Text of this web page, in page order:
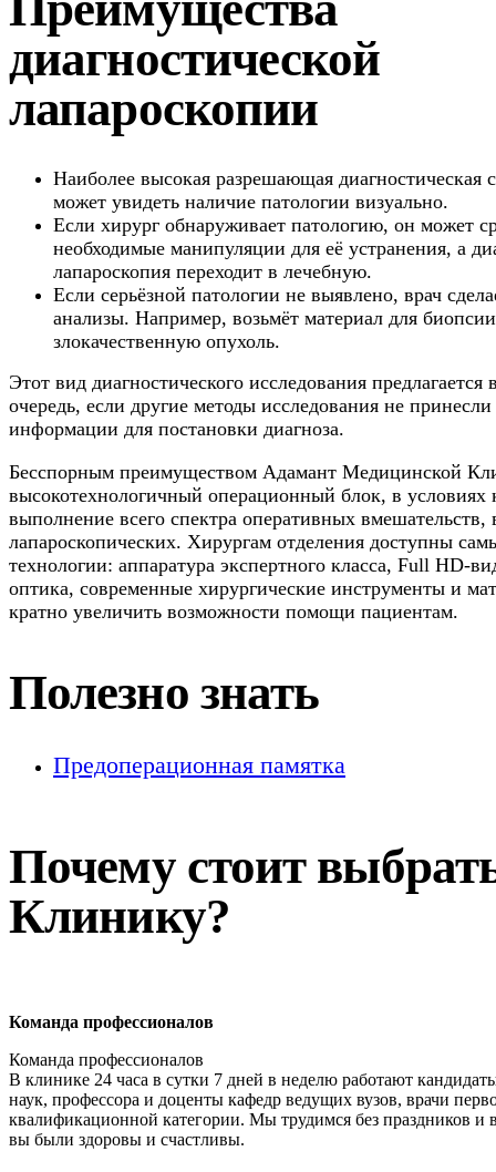
диагностической
лапароскопии
Наиболее высокая разрешающая диагностическая
может увидеть наличие патологии визуально.
Если хирург обнаруживает патологию, он может
необходимые манипуляции для её устранения, а
лапароскопия переходит в лечебную.
Если серьёзной патологии не выявлено, врач
анализы. Например, возьмёт материал для
злокачественную опухоль.
Этот вид диагностического исследования
очередь, если другие методы исследования не
информации для постановки диагноза.
Бесспорным преимуществом Адамант Медицинской
высокотехнологичный операционный блок, в условиях
выполнение всего спектра оперативных вмешательств,
лапароскопических. Хирургам отделения доступны
технологии: аппаратура экспертного класса, Full HD-
оптика, современные хирургические инструменты и
кратно увеличить возможности помощи пациентам.
Полезно знать
Предоперационная памятка
Почему стоит
Клинику?
Команда профессионалов
Команда профессионалов
В клинике 24 часа в сутки 7 дней в неделю работают
наук, профессора и доценты кафедр ведущих вузов, врачи
квалификационной категории. Мы трудимся без праздников и
вы были здоровы и счастливы.